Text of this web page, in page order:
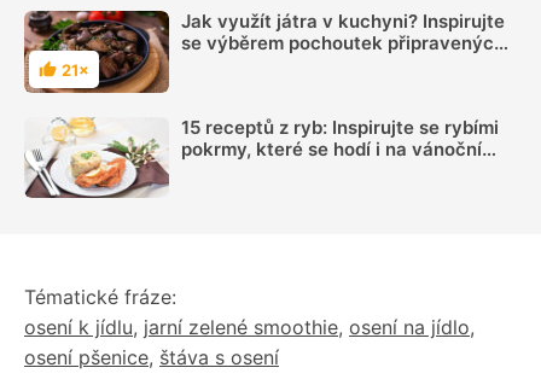
Hodnocení
21×
Jak využít játra v kuchyni? Inspirujte
se výběrem pochoutek připravených
15 receptů z ryb: Inspirujte se rybími
pokrmy, které se hodí i na vánoční
Tématické fráze:
osení k jídlu, jarní zelené smoothie, osení na jídlo,
osení pšenice, štáva s osení